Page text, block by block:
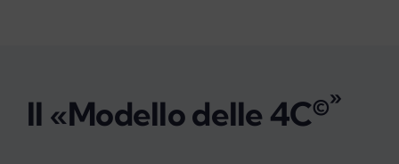
Il «Modello delle 4C©»